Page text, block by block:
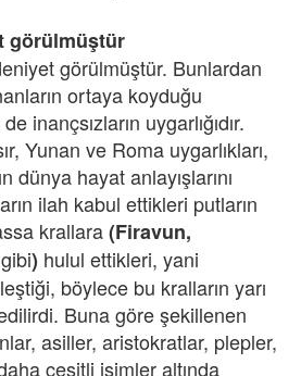
görülmüştür
görülmüştür. Bunlardan
ortaya koyduğu
inançsızların uygarlığıdır.
Yunan ve Roma uygarlıkları,
dünya hayat anlayışlarını
ilah kabul ettikleri putların
krallara(Firavun,
gibi) hulul ettikleri, yani
böylece bu kralların yarı
Buna göre şekillenen
asiller, aristokratlar, plepler,
çeşitli isimler altında